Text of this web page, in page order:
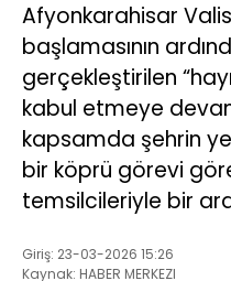
Afyonkarahisar
başlamasının
gerçekleştirilen
kabul etmeye
kapsamda şehrin
bir köprü görevi
temsilcileriyle bir
Giriş: 23-03-2026 15:26
Kaynak: HABER MERKEZI